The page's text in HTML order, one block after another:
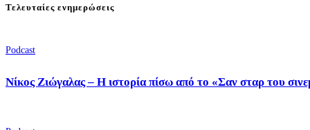
Τελευταίες ενημερώσεις
Podcast
Νίκος Ζιώγαλας – Η ιστορία πίσω από το «Σαν σταρ του